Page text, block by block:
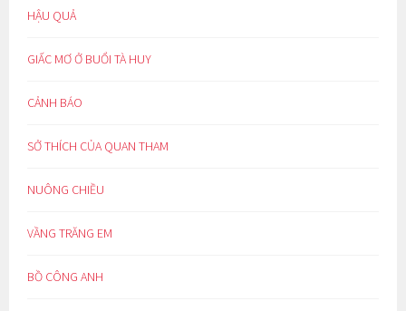
HẬU QUẢ
GIẤC MƠ Ở BUỔI TÀ HUY
CẢNH BÁO
SỞ THÍCH CỦA QUAN THAM
NUÔNG CHIỀU
VẦNG TRĂNG EM
BỒ CÔNG ANH